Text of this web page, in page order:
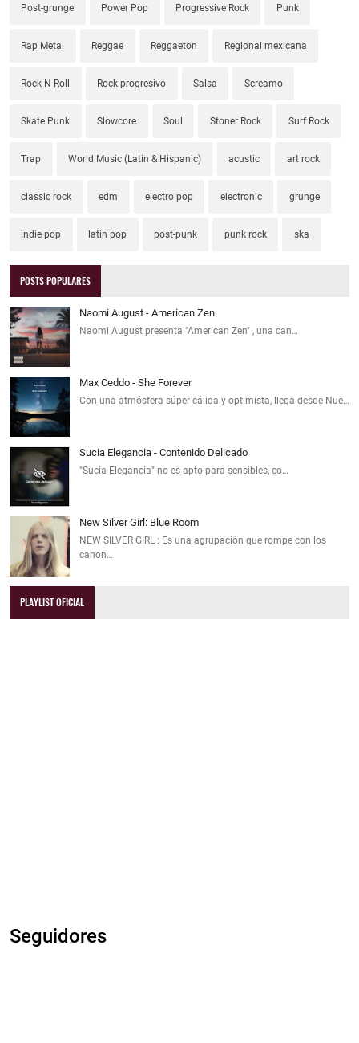
Post-grunge Power Pop Progressive Rock Punk
Rap Metal Reggae Reggaeton Regional mexicana
Rock N Roll Rock progresivo Salsa Screamo
Skate Punk Slowcore Soul Stoner Rock Surf Rock
Trap World Music (Latin & Hispanic) acustic art rock
classic rock edm electro pop electronic grunge
indie pop latin pop post-punk punk rock ska
POSTS POPULARES
Naomi August - American Zen
Naomi August presenta "American Zen" , una can…
Max Ceddo - She Forever
Con una atmósfera súper cálida y optimista, llega desde Nue…
Sucia Elegancia - Contenido Delicado
"Sucia Elegancia" no es apto para sensibles, co…
New Silver Girl: Blue Room
NEW SILVER GIRL : Es una agrupación que rompe con los
canon…
PLAYLIST OFICIAL
Seguidores